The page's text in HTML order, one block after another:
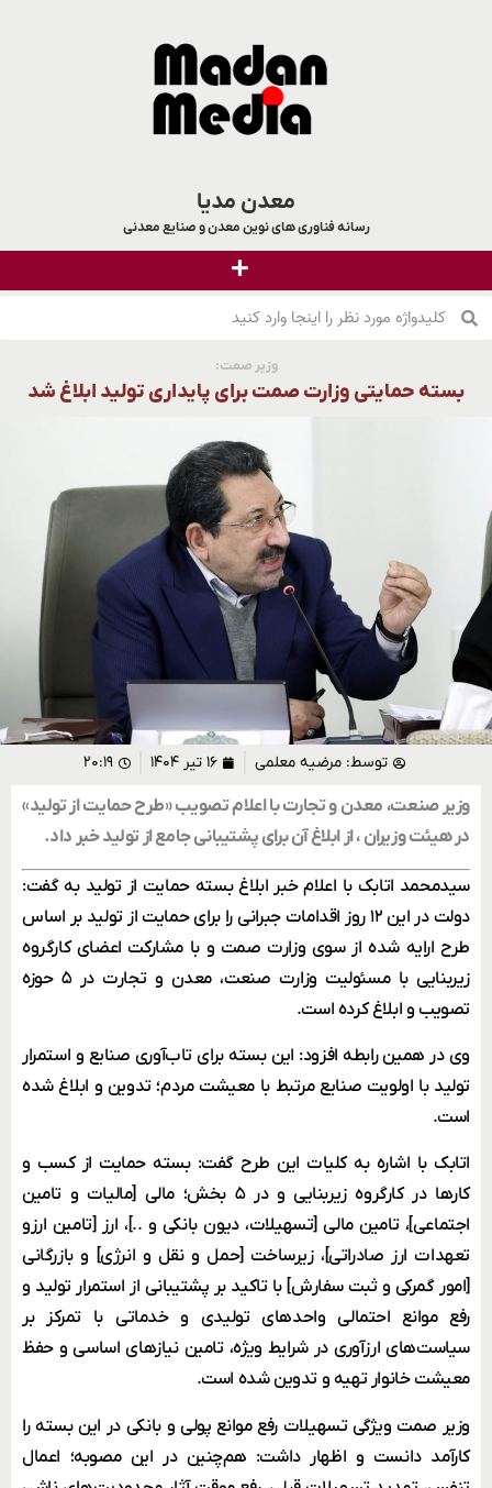
معدن مدیا
رسانه فناوری های نوین معدن و صنایع معدنی
وزیر صمت:
بسته حمایتی وزارت صمت برای پایداری تولید ابلاغ شد
توسط: مرضیه معلمی ۱۶ تیر ۱۴۰۴ ۲۰:۱۹
وزیر صنعت، معدن و تجارت با اعلام تصویب «طرح حمایت از تولید»
در هیئت وزیران ، از ابلاغ آن برای پشتیبانی جامع از تولید خبر داد.
سید‌محمد اتابک با اعلام خبر ابلاغ بسته حمایت از تولید به گفت:
دولت در این ۱۲ روز اقدامات جبرانی را برای حمایت از تولید بر اساس
طرح ارایه شده از سوی وزارت صمت و با مشارکت اعضای کارگروه
زیر‌بنایی با مسئولیت وزارت صنعت، معدن و تجارت در ۵ حوزه
تصویب و ابلاغ کرده است.
وی در همین رابطه افزود: این بسته برای تاب‌آوری صنایع و استمرار
تولید با اولویت صنایع مرتبط با معیشت مردم؛ تدوین و ابلاغ شده
است.
اتابک با اشاره به کلیات این طرح گفت: بسته حمایت از کسب و
کارها در کارگروه زیر‌بنایی و در ۵ بخش؛ مالی [مالیات و تامین
اجتماعی]، تامین مالی [تسهیلات، دیون بانکی و ..]، ارز [تامین ارزو
تعهدات ارز صادراتی]، زیرساخت [حمل و نقل و انرژی] و بازرگانی
[امور گمرکی و ثبت سفارش] با تاکید بر پشتیبانی از استمرار تولید و
رفع موانع احتمالی واحد‌های تولیدی و خدماتی با تمرکز بر
سیاست‌های ارزآوری در شرایط ویژه، تامین نیازهای اساسی و حفظ
معیشت خانوار تهیه و تدوین شده است.
وزیر صمت ویژگی تسهیلات رفع موانع پولی و بانکی در این بسته را
کارآمد دانست و اظهار داشت: هم‌چنین در این مصوبه؛ اعمال